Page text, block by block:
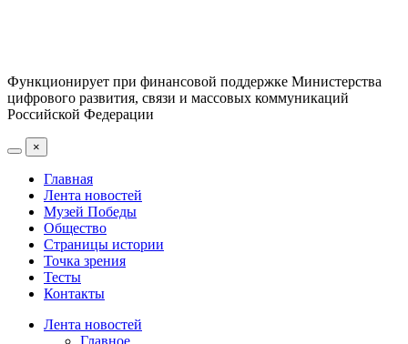
Функционирует при финансовой поддержке Министерства
цифрового развития, связи и массовых коммуникаций
Российской Федерации
×
Главная
Лента новостей
Музей Победы
Общество
Страницы истории
Точка зрения
Тесты
Контакты
Лента новостей
Главное